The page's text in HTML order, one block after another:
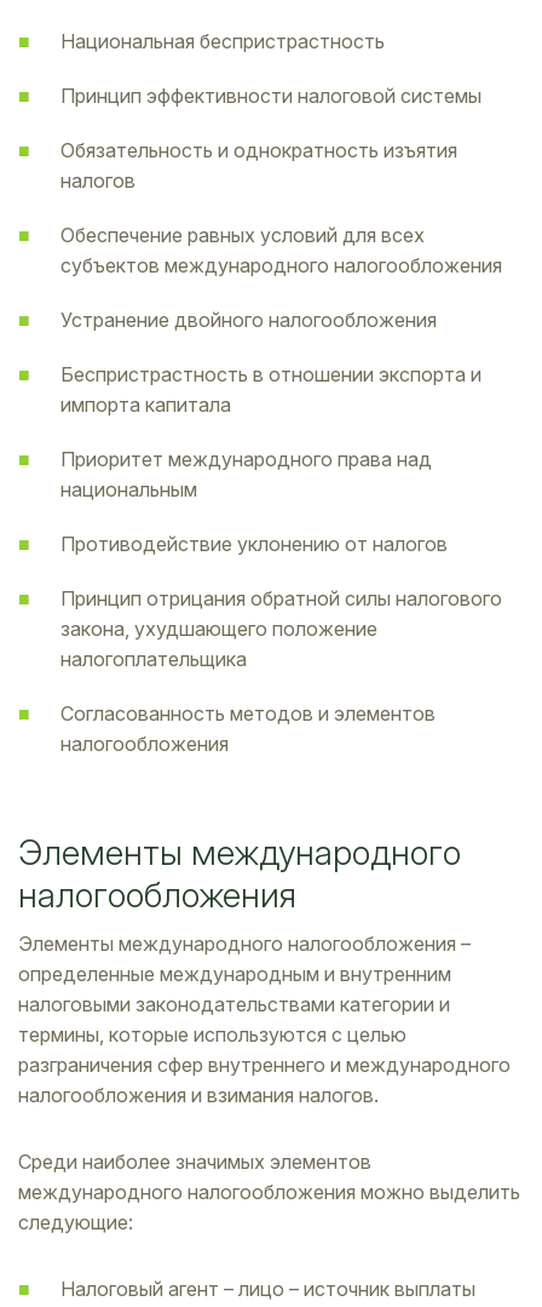
Национальная беспристрастность
Принцип эффективности налоговой системы
Обязательность и однократность изъятия
налогов
Обеспечение равных условий для всех
субъектов международного налогообложения
Устранение двойного налогообложения
Беспристрастность в отношении экспорта и
импорта капитала
Приоритет международного права над
национальным
Противодействие уклонению от налогов
Принцип отрицания обратной силы налогового
закона, ухудшающего положение
налогоплательщика
Согласованность методов и элементов
налогообложения
Элементы международного
налогообложения
Элементы международного налогообложения –
определенные международным и внутренним
налоговыми законодательствами категории и
термины, которые используются с целью
разграничения сфер внутреннего и международного
налогообложения и взимания налогов.
Среди наиболее значимых элементов
международного налогообложения можно выделить
следующие:
Налоговый агент – лицо – источник выплаты